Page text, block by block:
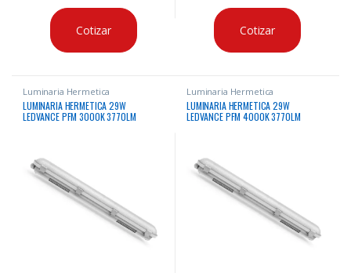
Cotizar Cotizar
Luminaria Hermetica
LUMINARIA HERMETICA 29W
LEDVANCE PFM 3000K 3770LM
Luminaria Hermetica
LUMINARIA HERMETICA 29W
LEDVANCE PFM 4000K 3770LM